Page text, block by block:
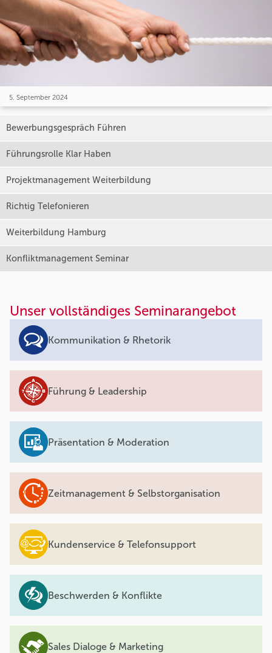
5. September 2024
Bewerbungsgespräch Führen
Führungsrolle Klar Haben
Projektmanagement Weiterbildung
Richtig Telefonieren
Weiterbildung Hamburg
Konfliktmanagement Seminar
Unser vollständiges Seminarangebot
Kommunikation & Rhetorik
Führung & Leadership
Präsentation & Moderation
Zeitmanagement & Selbstorganisation
Kundenservice & Telefonsupport
Beschwerden & Konflikte
Sales Dialoge & Marketing